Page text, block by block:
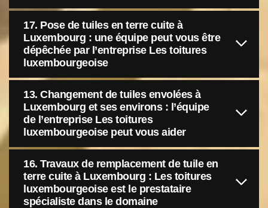
17. Pose de tuiles en terre cuite à
Luxembourg : une équipe peut vous être
dépêchée par l’entreprise Les toitures
luxembourgeoise
13. Changement de tuiles envolées à
Luxembourg et ses environs : l’équipe
de l’entreprise Les toitures
luxembourgeoise peut vous aider
16. Travaux de remplacement de tuile en
terre cuite à Luxembourg : Les toitures
luxembourgeoise est le prestataire
spécialiste dans le domaine